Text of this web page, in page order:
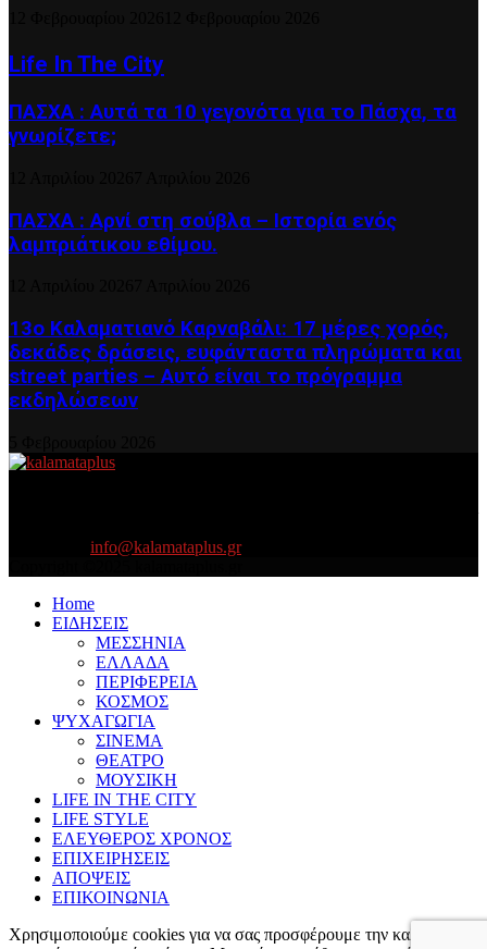
Life In The City
ΠΑΣΧΑ : Αυτά τα 10 γεγονότα για το Πάσχα, τα
γνωρίζετε;
ΠΑΣΧΑ : Αρνί στη σούβλα – Ιστορία ενός
λαμπριάτικου εθίμου.
13ο Καλαματιανό Καρναβάλι: 17 μέρες χορός,
δεκάδες δράσεις, ευφάνταστα πληρώματα και
street parties – Αυτό είναι το πρόγραμμα
εκδηλώσεων
info@kalamataplus.gr
Home
ΕΙΔΗΣΕΙΣ
ΜΕΣΣΗΝΙΑ
ΕΛΛΑΔΑ
ΠΕΡΙΦΕΡΕΙΑ
ΚΟΣΜΟΣ
ΨΥΧΑΓΩΓΙΑ
ΣΙΝΕΜΑ
ΘΕΑΤΡΟ
ΜΟΥΣΙΚΗ
LIFE IN THE CITY
LIFE STYLE
ΕΛΕΥΘΕΡΟΣ ΧΡΟΝΟΣ
ΕΠΙΧΕΙΡΗΣΕΙΣ
ΑΠΟΨΕΙΣ
ΕΠΙΚΟΙΝΩΝΙΑ
Χρησιμοποιούμε cookies για να σας προσφέρουμε την καλύτερη